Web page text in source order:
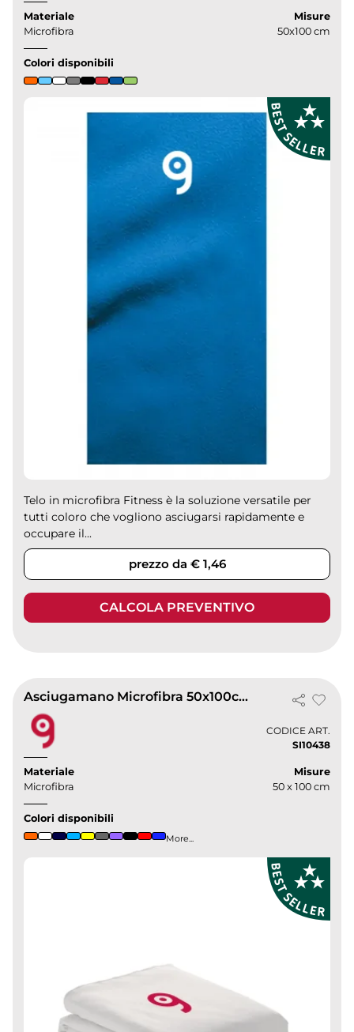
Materiale
Microfibra
Misure
50x100 cm
Colori disponibili
Telo in microfibra Fitness è la soluzione versatile per
tutti coloro che vogliono asciugarsi rapidamente e
occupare il...
prezzo da € 1,46
CALCOLA PREVENTIVO
Asciugamano Microfibra 50x100cm Ultra Assorbente
CODICE ART.
SI10438
Materiale
Microfibra
Misure
50 x 100 cm
Colori disponibili
More...